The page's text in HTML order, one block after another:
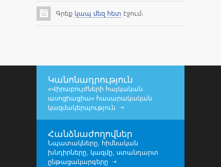
Գրեք կապ մեզ հետ էջում։
Կանոնադրություն
«Վիրաբույժների հայկական
ասոցիացիա» հասարակական
կազմակերպություն
Հանձնաժողովներ
Նպատակները, հիմնական
խնդիրները, կազմը, ստանդարտ
ընթացակարգերը